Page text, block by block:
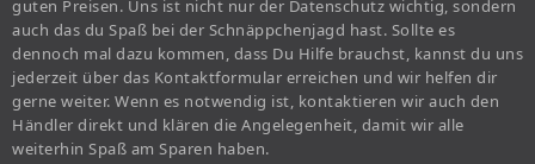
guten Preisen. Uns ist nicht nur der Datenschutz wichtig, sondern
auch das du Spaß bei der Schnäppchenjagd hast. Sollte es
dennoch mal dazu kommen, dass Du Hilfe brauchst, kannst du uns
jederzeit über das Kontaktformular erreichen und wir helfen dir
gerne weiter. Wenn es notwendig ist, kontaktieren wir auch den
Händler direkt und klären die Angelegenheit, damit wir alle
weiterhin Spaß am Sparen haben.